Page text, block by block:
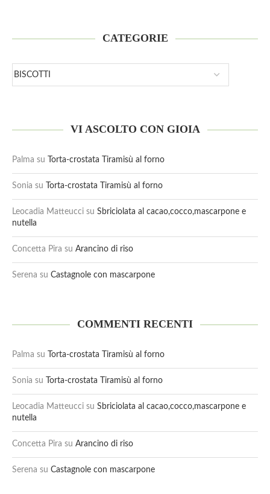
CATEGORIE
VI ASCOLTO CON GIOIA
Palma su Torta-crostata Tiramisù al forno
Sonia su Torta-crostata Tiramisù al forno
Leocadia Matteucci su Sbriciolata al cacao,cocco,mascarpone e
nutella
Concetta Pira su Arancino di riso
Serena su Castagnole con mascarpone
COMMENTI RECENTI
Palma su Torta-crostata Tiramisù al forno
Sonia su Torta-crostata Tiramisù al forno
Leocadia Matteucci su Sbriciolata al cacao,cocco,mascarpone e
nutella
Concetta Pira su Arancino di riso
Serena su Castagnole con mascarpone